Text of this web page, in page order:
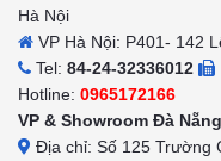
Hà Nội
VP Hà Nội: P401- 142
Tel: 84-24-32336012
Hotline: 0965172166
VP & Showroom Đà Nẵng
Địa chỉ: Số 125 Trường